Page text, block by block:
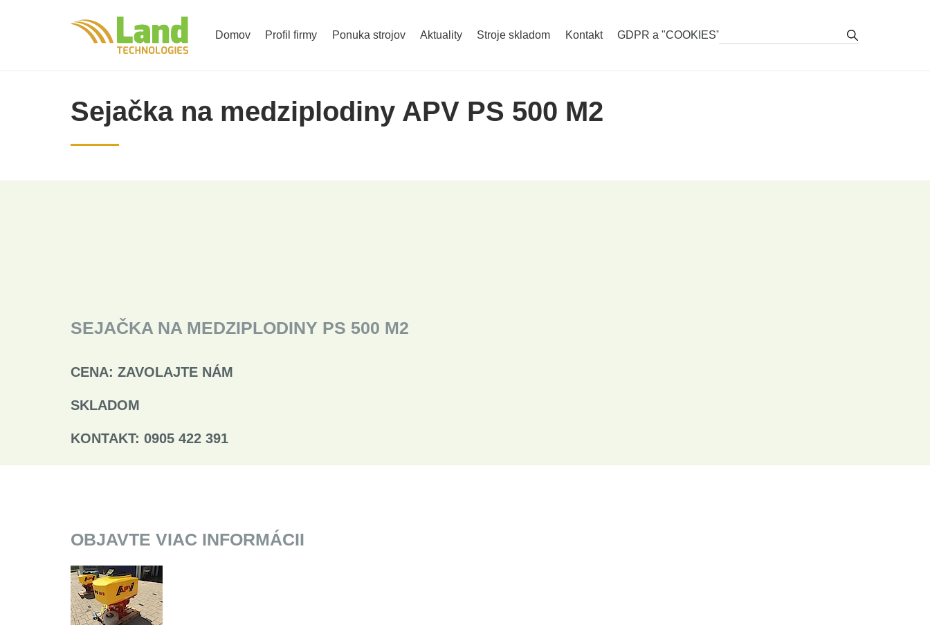
Domov Profil firmy
Traktory ZOOMLION
Mulčovače, frézy, stroje pre TTP
Ponuka strojov Aktuality Stroje skladom Kontakt GDPR a "COOKIES"
Sejačka na medziplodiny APV PS 500 M2
SEJAČKA NA MEDZIPLODINY PS 500 M2
CENA: ZAVOLAJTE NÁM
SKLADOM
KONTAKT: 0905 422 391
OBJAVTE VIAC INFORMÁCII